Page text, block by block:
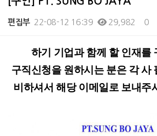
편집부 22-08-12 16:39 29,982 0
하기 기업과 함께 할 인재를
구직신청을 원하시는 분은 각 사
비하셔서 해당 이메일로 보내주